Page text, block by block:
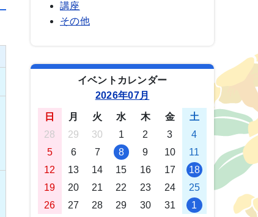
講座
その他
イベントカレンダー
2026年07月
日 月 火 水 木 金
土
28
29 30 1 2 3
4
5
6 7 8 9 10
11
12
13 14 15 16 17
18
19
20 21 22 23 24
25
26
27 28 29 30 31 1